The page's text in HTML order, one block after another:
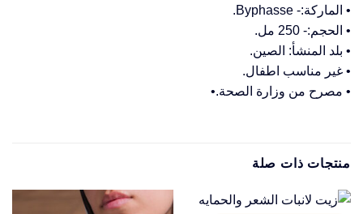
• الماركة:- Byphasse.
• الحجم:- 250 مل.
• بلد المنشأ: الصين.
• غير مناسب اطفال.
• مصرح من وزارة الصحة.•
منتجات ذات صلة